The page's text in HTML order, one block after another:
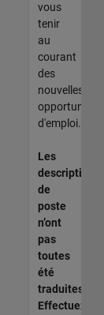
vous
tenir
au
courant
des
nouvelles
opportunités
d'emploi.
Les
descriptions
de
poste
n’ont
pas
toutes
été
traduites.
Effectuez